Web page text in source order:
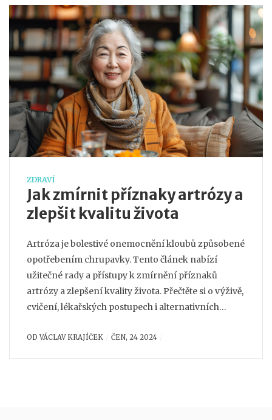
stavem žít aktivně a bez bolesti.
ZDRAVÍ
Jak zmírnit příznaky artrózy a
zlepšit kvalitu života
Artróza je bolestivé onemocnění kloubů způsobené
opotřebením chrupavky. Tento článek nabízí
užitečné rady a přístupy k zmírnění příznaků
artrózy a zlepšení kvality života. Přečtěte si o výživě,
cvičení, lékařských postupech i alternativních
ODVÁCLAV KRAJÍČEK ČEN, 24 2024